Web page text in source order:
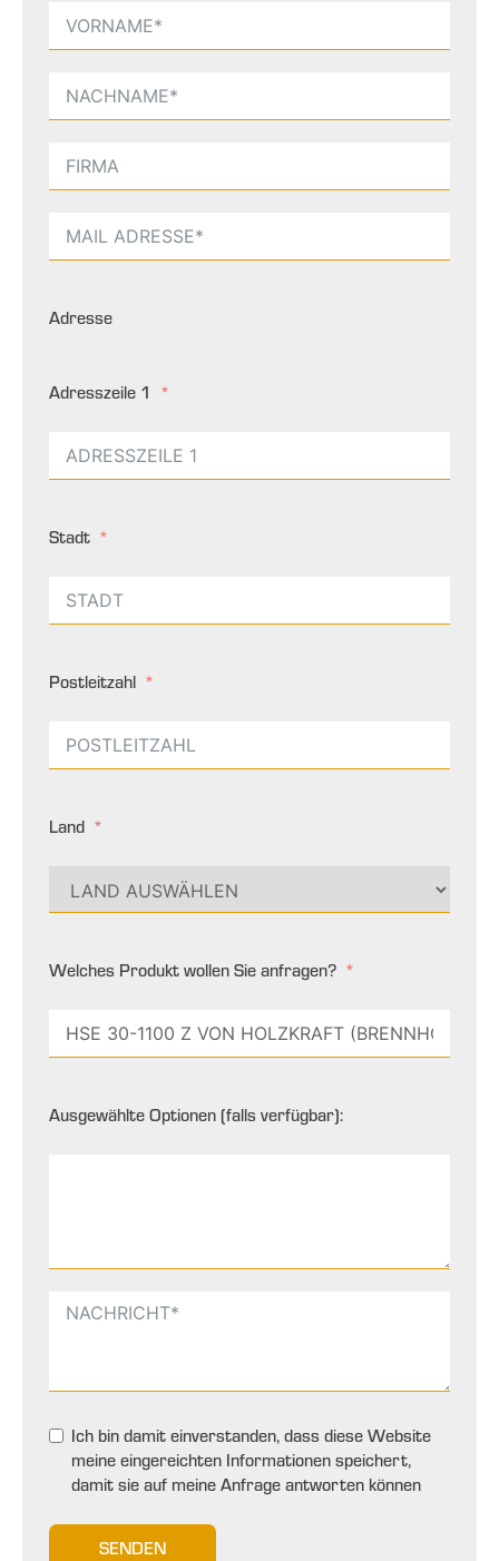
Adresse
Adresszeile 1
Stadt
Postleitzahl
Land
Welches Produkt wollen Sie anfragen?
Ausgewählte Optionen (falls verfügbar):
Ich bin damit einverstanden, dass diese Website
meine eingereichten Informationen speichert,
damit sie auf meine Anfrage antworten können
SENDEN